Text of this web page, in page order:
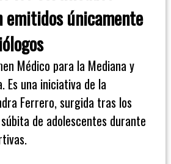
emitidos únicamente
Médico para la Mediana y
Es una iniciativa de la
Ferrero, surgida tras los
de adolescentes durante